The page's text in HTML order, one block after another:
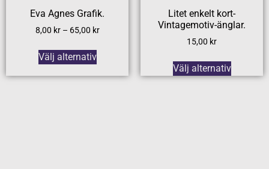
Eva Agnes Grafik.
8,00 kr – 65,00 kr
Välj alternativ
Litet enkelt kort-
Vintagemotiv-änglar.
15,00 kr
Välj alternativ